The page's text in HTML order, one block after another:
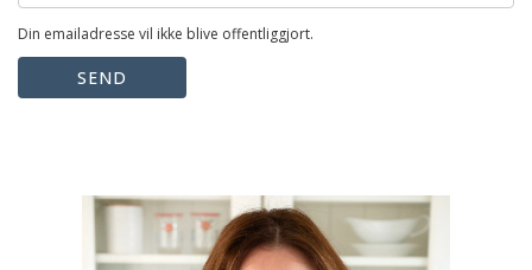
Din emailadresse vil ikke blive offentliggjort.
SEND